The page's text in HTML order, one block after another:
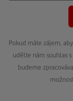
Pokud máte zájem,
udělte nám souhlas
budeme